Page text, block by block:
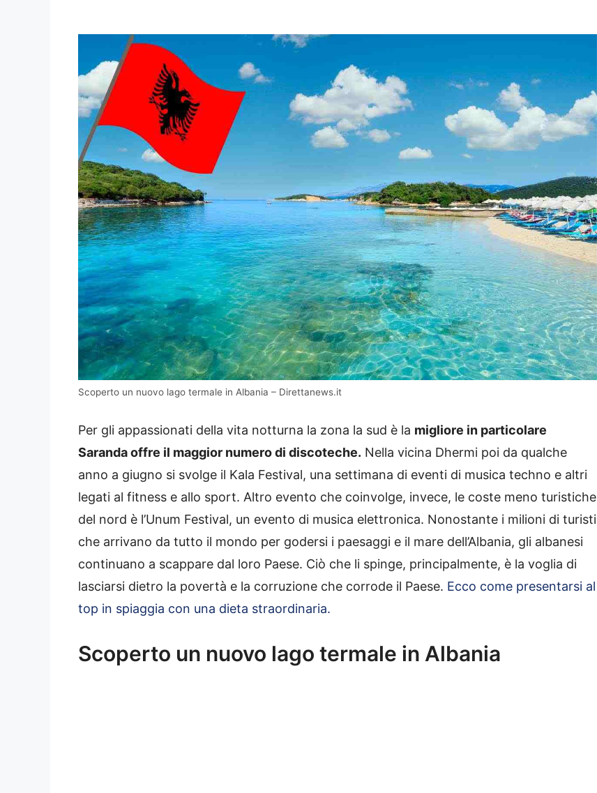
Scoperto un nuovo lago termale in Albania – Direttanews.it
Per gli appassionati della vita notturna la zona la sud è la migliore in particolare
Saranda offre il maggior numero di discoteche. Nella vicina Dhermi poi da qualche
anno a giugno si svolge il Kala Festival, una settimana di eventi di musica techno e altri
legati al fitness e allo sport. Altro evento che coinvolge, invece, le coste meno turistiche
del nord è l’Unum Festival, un evento di musica elettronica. Nonostante i milioni di turisti
che arrivano da tutto il mondo per godersi i paesaggi e il mare dell’Albania, gli albanesi
continuano a scappare dal loro Paese. Ciò che li spinge, principalmente, è la voglia di
lasciarsi dietro la povertà e la corruzione che corrode il Paese. Ecco come presentarsi al
top in spiaggia con una dieta straordinaria.
Scoperto un nuovo lago termale in Albania